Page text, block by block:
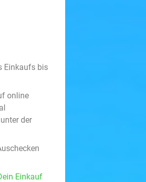
Einkaufs bis
online
der
Einkauf